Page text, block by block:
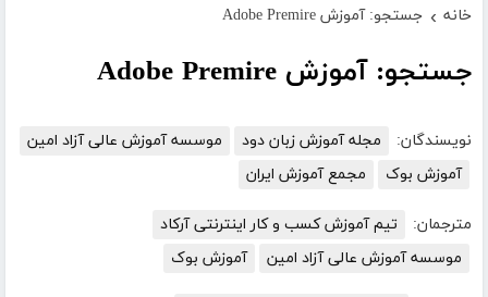
خانه › جستجو: آموزش Adobe Premire
جستجو: آموزش Adobe Premire
نویسندگان: مجله آموزش زبان دود
موسسه آموزش عالی آزاد امین
آموزش بوک
مجمع آموزش ایران
مترجمان:
تیم آموزش کسب و کار اینترنتی آرکاد
موسسه آموزش عالی آزاد امین
آموزش بوک